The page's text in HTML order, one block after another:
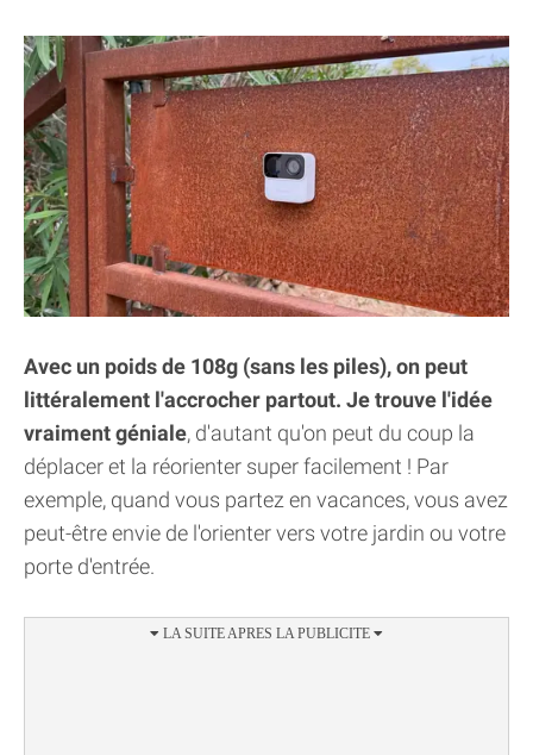
Avec un poids de 108g (sans les piles), on peut
littéralement l'accrocher partout. Je trouve l'idée
vraiment géniale, d'autant qu'on peut du coup la
déplacer et la réorienter super facilement ! Par
exemple, quand vous partez en vacances, vous avez
peut-être envie de l'orienter vers votre jardin ou votre
porte d'entrée.